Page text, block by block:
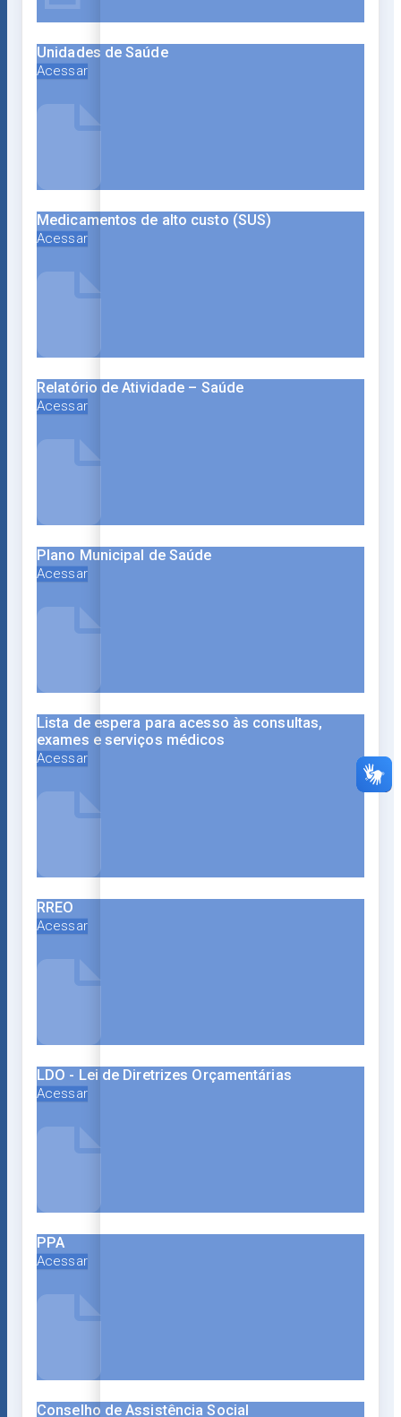
Unidades de Saúde
Acessar
Medicamentos de alto custo (SUS)
Acessar
Relatório de Atividade – Saúde
Acessar
Plano Municipal de Saúde
Acessar
Lista de espera para acesso às consultas,
exames e serviços médicos
Acessar
RREO
Acessar
LDO - Lei de Diretrizes Orçamentárias
Acessar
PPA
Acessar
Conselho de Assistência Social